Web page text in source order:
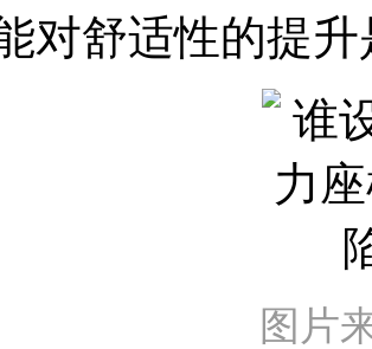
对舒适性的提
图片